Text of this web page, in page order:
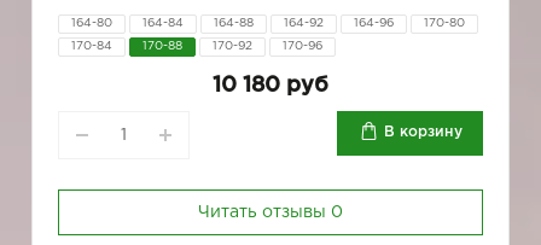
164-80 164-84 164-88 164-92 164-96 170-80
170-84 170-88 170-92 170-96
10 180 руб
В корзину
Читать отзывы 0